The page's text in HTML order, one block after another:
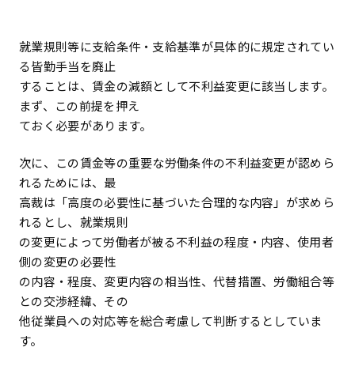
就業規則等に支給条件・支給基準が具体的に規定されてい
る皆勤手当を廃止
することは、賃金の減額として不利益変更に該当します。
まず、この前提を押え
ておく必要があります。
次に、この賃金等の重要な労働条件の不利益変更が認めら
れるためには、最
高裁は「高度の必要性に基づいた合理的な内容」が求めら
れるとし、就業規則
の変更によって労働者が被る不利益の程度・内容、使用者
側の変更の必要性
の内容・程度、変更内容の相当性、代替措置、労働組合等
との交渉経緯、その
他従業員への対応等を総合考慮して判断するとしていま
す。